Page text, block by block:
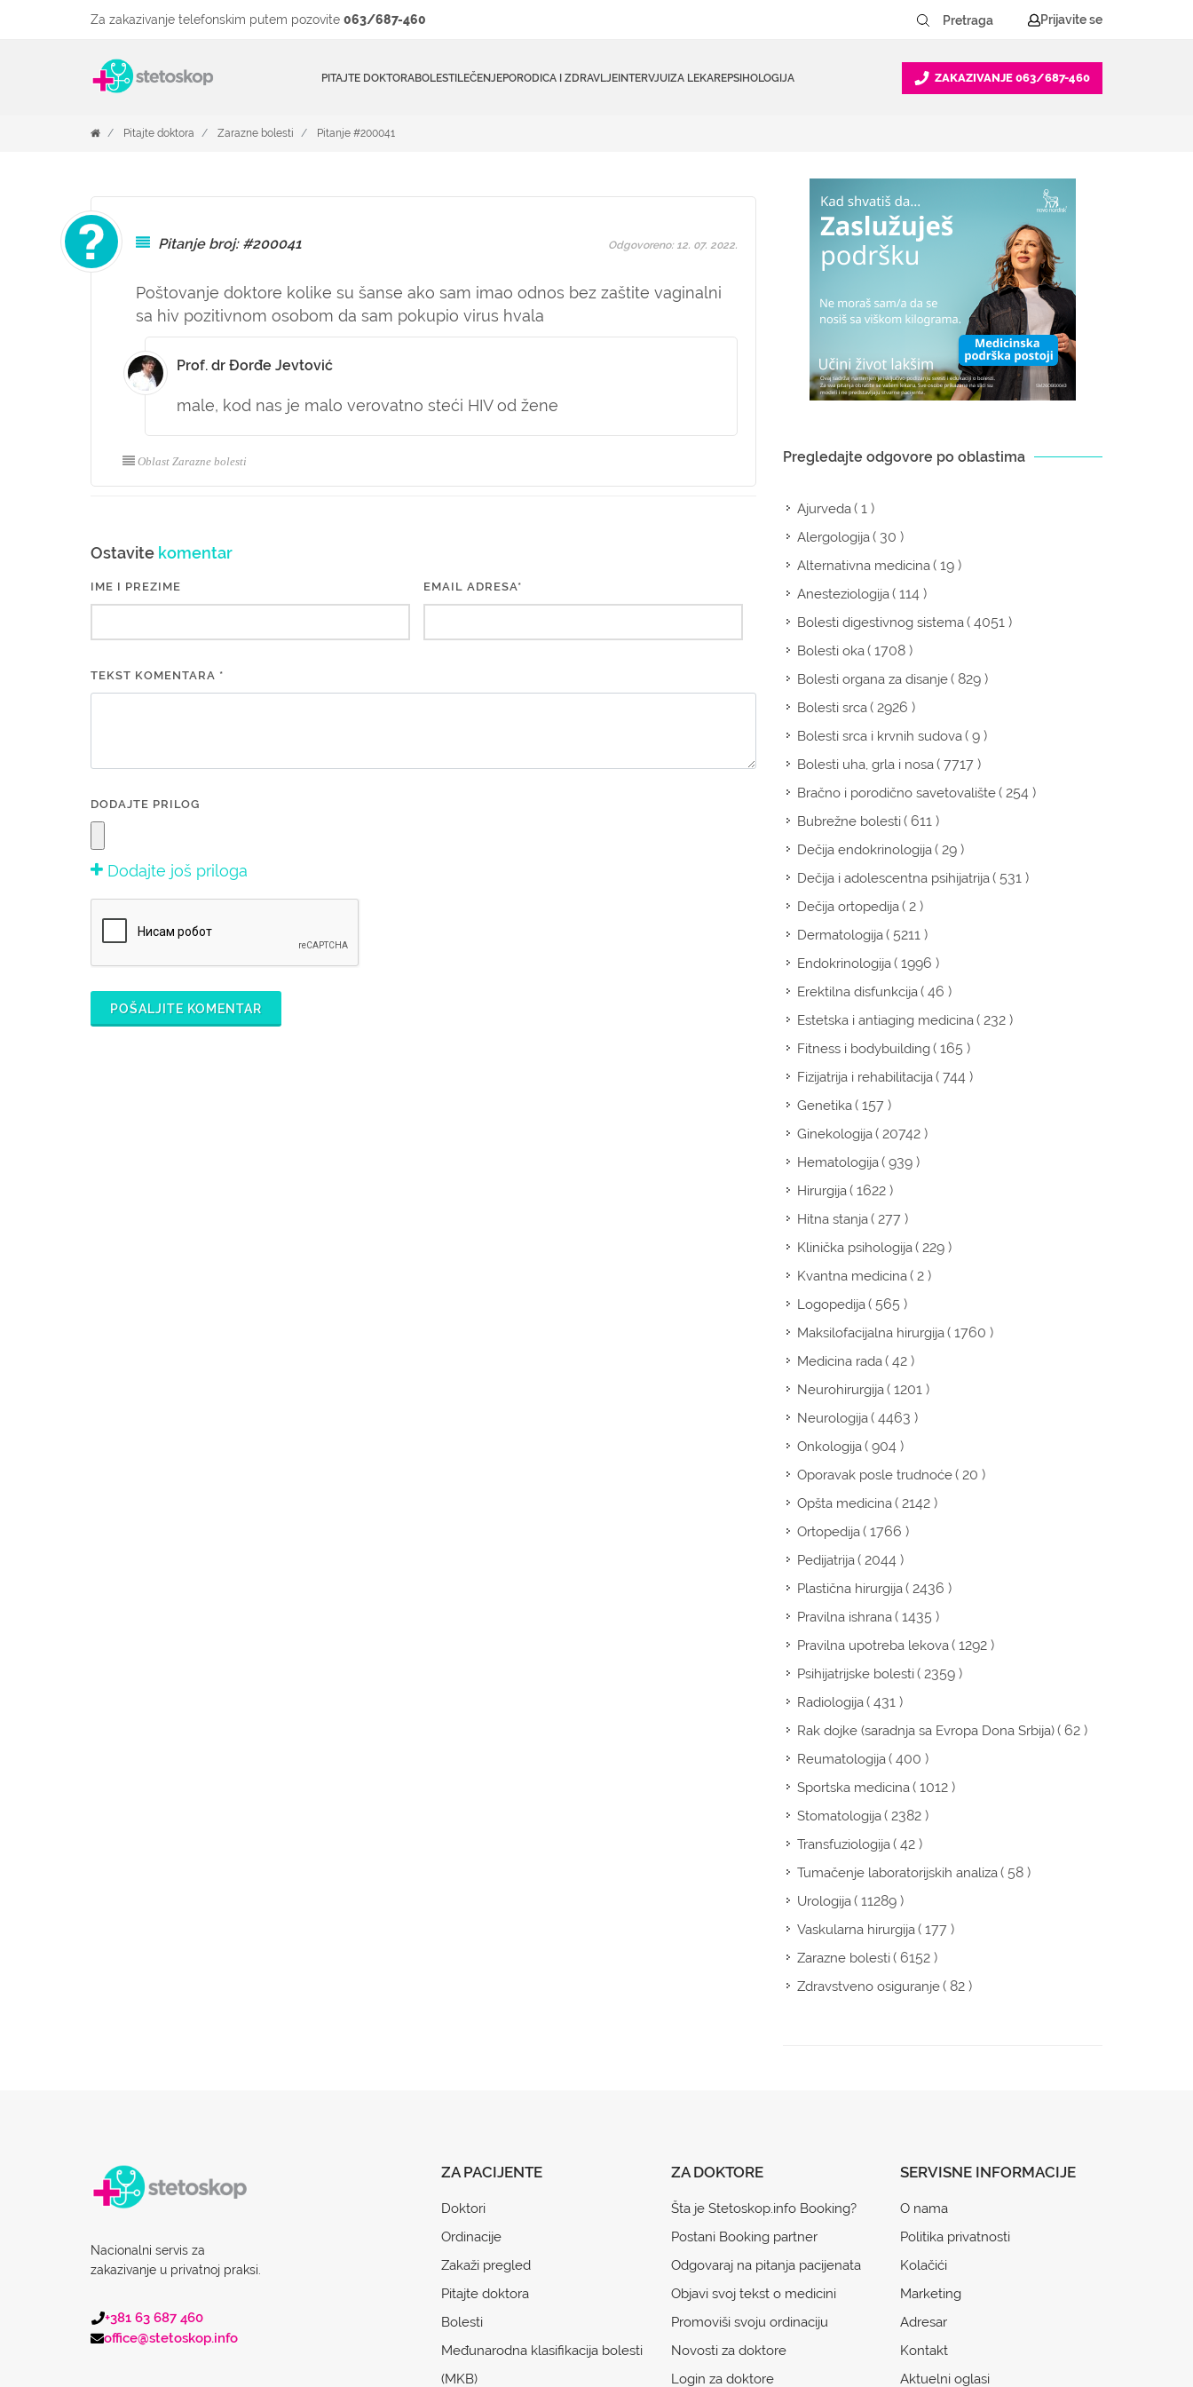
Za zakazivanje telefonskim putem pozovite 063/687-460 Prijavite se
PITAJTE DOKTORABOLESTILEČENJEPORODICA I ZDRAVLJEINTERVJUIZA LEKAREPSIHOLOGIJA ZAKAZIVANJE 063/687-460
Pitajte doktora Zarazne bolesti Pitanje #200041
Pitanje broj: #200041
Poštovanje doktore kolike su šanse ako sam imao odnos bez zaštite vaginalni
sa hiv pozitivnom osobom da sam pokupio virus hvala
Odgovoreno: 12. 07. 2022.
Prof. dr Đorđe Jevtović
male, kod nas je malo verovatno steći HIV od žene
Oblast Zarazne bolesti
Ostavite komentar
IME I PREZIME EMAIL ADRESA*
TEKST KOMENTARA *
DODAJTE PRILOG
Dodajte još priloga
POŠALJITE KOMENTAR
Pregledajte odgovore po oblastima
Ajurveda( 1 )
Alergologija( 30 )
Alternativna medicina( 19 )
Anesteziologija( 114 )
Bolesti digestivnog sistema( 4051 )
Bolesti oka( 1708 )
Bolesti organa za disanje( 829 )
Bolesti srca( 2926 )
Bolesti srca i krvnih sudova( 9 )
Bolesti uha, grla i nosa( 7717 )
Bračno i porodično savetovalište( 254 )
Bubrežne bolesti( 611 )
Dečija endokrinologija( 29 )
Dečija i adolescentna psihijatrija( 531 )
Dečija ortopedija( 2 )
Dermatologija( 5211 )
Endokrinologija( 1996 )
Erektilna disfunkcija( 46 )
Estetska i antiaging medicina( 232 )
Fitness i bodybuilding( 165 )
Fizijatrija i rehabilitacija( 744 )
Genetika( 157 )
Ginekologija( 20742 )
Hematologija( 939 )
Hirurgija( 1622 )
Hitna stanja( 277 )
Klinička psihologija( 229 )
Kvantna medicina( 2 )
Logopedija( 565 )
Maksilofacijalna hirurgija( 1760 )
Medicina rada( 42 )
Neurohirurgija( 1201 )
Neurologija( 4463 )
Onkologija( 904 )
Oporavak posle trudnoće( 20 )
Opšta medicina( 2142 )
Ortopedija( 1766 )
Pedijatrija( 2044 )
Plastična hirurgija( 2436 )
Pravilna ishrana( 1435 )
Pravilna upotreba lekova( 1292 )
Psihijatrijske bolesti( 2359 )
Radiologija( 431 )
Rak dojke (saradnja sa Evropa Dona Srbija)( 62 )
Reumatologija( 400 )
Sportska medicina( 1012 )
Stomatologija( 2382 )
Transfuziologija( 42 )
Tumačenje laboratorijskih analiza( 58 )
Urologija( 11289 )
Vaskularna hirurgija( 177 )
Zarazne bolesti( 6152 )
Zdravstveno osiguranje( 82 )
Nacionalni servis za
zakazivanje u privatnoj praksi.
+381 63 687 460
office@stetoskop.info
ZA PACIJENTE
Doktori
Ordinacije
Zakaži pregled
Pitajte doktora
Bolesti
Međunarodna klasifikacija bolesti
(MKB)
ZA DOKTORE
Šta je Stetoskop.info Booking?
Postani Booking partner
Odgovaraj na pitanja pacijenata
Objavi svoj tekst o medicini
Promoviši svoju ordinaciju
Novosti za doktore
Login za doktore
SERVISNE INFORMACIJE
O nama
Politika privatnosti
Kolačići
Marketing
Adresar
Kontakt
Aktuelni oglasi